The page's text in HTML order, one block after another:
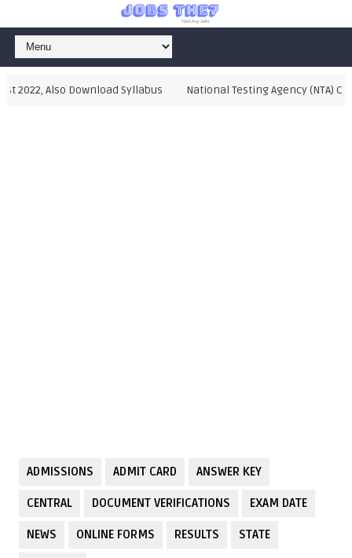
Also Download Syllabus National Testing Agency (NTA)
ADMISSIONS ADMIT CARD ANSWER KEY
CENTRAL DOCUMENT VERIFICATIONS EXAM DATE
NEWS ONLINE FORMS RESULTS STATE